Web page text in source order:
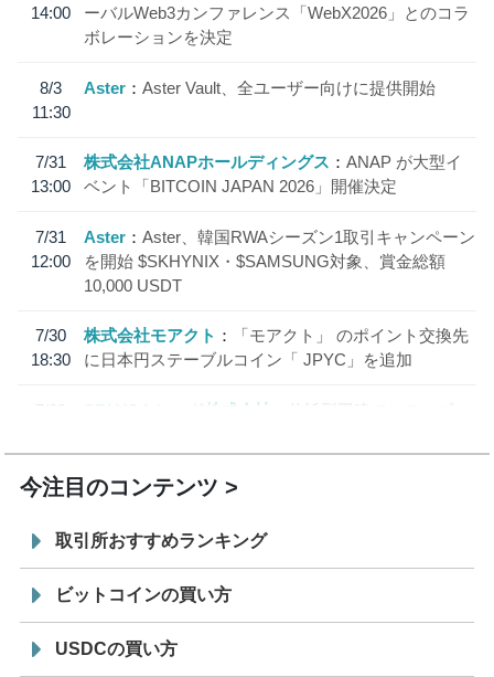
14:00
ーバルWeb3カンファレンス「WebX2026」とのコラ
ボレーションを決定
8/3
11:30
Aster Aster Vault、全ユーザー向けに提供開始
7/31
13:00
株式会社ANAPホールディングス
ANAP が大型イ
ベント「BITCOIN JAPAN 2026」開催決定
7/31
12:00
Aster
Aster、韓国RWAシーズン1取引キャンペーン
を開始 $SKHYNIX・$SAMSUNG対象、賞金総額
10,000 USDT
7/30
18:30
株式会社モアクト
「モアクト」 のポイント交換先
に日本円ステーブルコイン「 JPYC」を追加
7/29
SBI VCトレード株式会社
信託型円建てステーブル
今注目のコンテンツ
取引所おすすめランキング
ビットコインの買い方
USDCの買い方